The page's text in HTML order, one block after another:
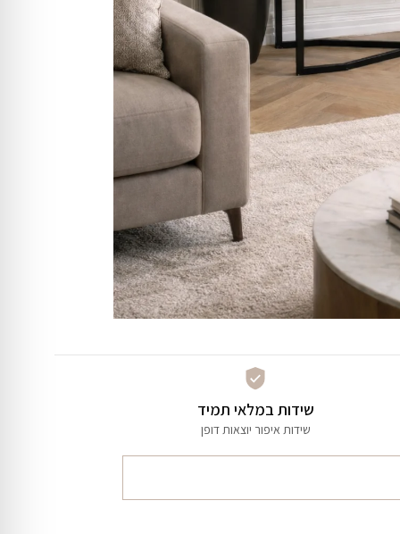
שידות במלאי תמיד
שידות איפור יוצאות דופן